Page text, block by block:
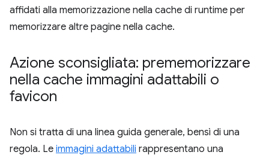
affidati alla memorizzazione nella cache di runtime per
memorizzare altre pagine nella cache.
Azione sconsigliata: prememorizzare
nella cache immagini adattabili o
favicon
Non si tratta di una linea guida generale, bensì di una
regola. Le immagini adattabili rappresentano una